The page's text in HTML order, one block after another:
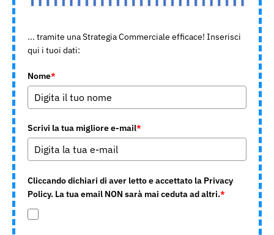
... tramite una Strategia Commerciale efficace! Inserisci
qui i tuoi dati:
Nome*
Scrivi la tua migliore e-mail*
Cliccando dichiari di aver letto e accettato la Privacy
Policy. La tua email NON sarà mai ceduta ad altri.*